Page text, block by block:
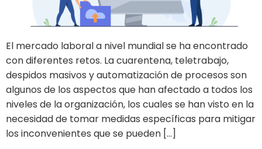
El mercado laboral a nivel mundial se ha encontrado
con diferentes retos. La cuarentena, teletrabajo,
despidos masivos y automatización de procesos son
algunos de los aspectos que han afectado a todos los
niveles de la organización, los cuales se han visto en la
necesidad de tomar medidas específicas para mitigar
los inconvenientes que se pueden […]